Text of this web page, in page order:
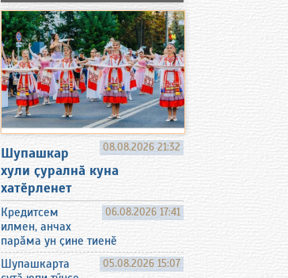
08.08.2026 21:32
Шупашкар
хули ҫуралнӑ куна
хатӗрленет
06.08.2026 17:41
Кредитсем
илмен, анчах
парӑма ун ҫине тиенӗ
05.08.2026 15:07
Шупашкарта